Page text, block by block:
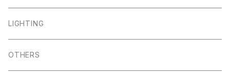
LIGHTING
OTHERS